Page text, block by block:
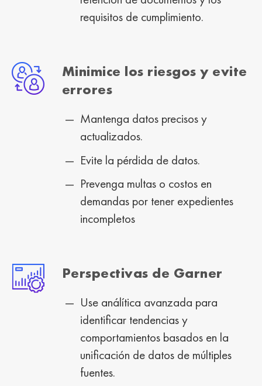
requisitos de cumplimiento.
Minimice los riesgos y evite
errores
Mantenga datos precisos y
actualizados.
Evite la pérdida de datos.
Prevenga multas o costos en
demandas por tener expedientes
incompletos
Perspectivas de Garner
Use análítica avanzada para
identificar tendencias y
comportamientos basados en la
unificación de datos de múltiples
fuentes.